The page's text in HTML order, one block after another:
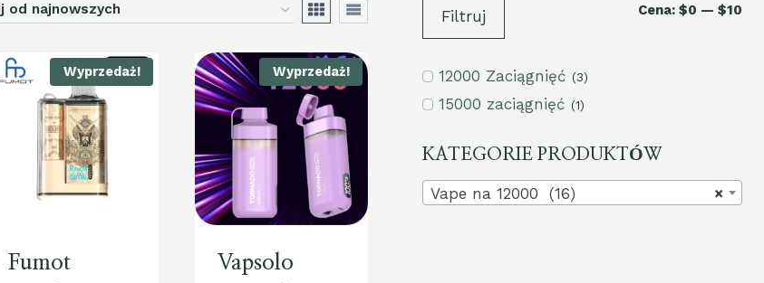
Wyprzedaż!
Fumot
Wyprzedaż!
Vapsolo
Filtruj Cena: $0 — $10
12000 Zaciągnięć (3)
15000 zaciągnięć (1)
KATEGORIE PRODUKTÓW
×
Vape na 12000 (16)